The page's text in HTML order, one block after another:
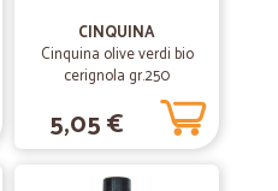
5 Stars to you
28/07/2020
CINQUINA
Cinquina olive verdi bio
cerignola gr.250
5,05 €